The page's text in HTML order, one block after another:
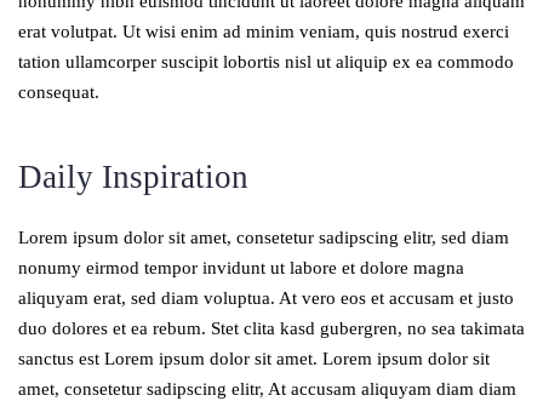
erat volutpat. Ut wisi enim ad minim veniam, quis nostrud exerci
tation ullamcorper suscipit lobortis nisl ut aliquip ex ea commodo
consequat.
Daily Inspiration
Lorem ipsum dolor sit amet, consetetur sadipscing elitr, sed diam
nonumy eirmod tempor invidunt ut labore et dolore magna
aliquyam erat, sed diam voluptua. At vero eos et accusam et justo
duo dolores et ea rebum. Stet clita kasd gubergren, no sea takimata
sanctus est Lorem ipsum dolor sit amet. Lorem ipsum dolor sit
amet, consetetur sadipscing elitr, At accusam aliquyam diam diam